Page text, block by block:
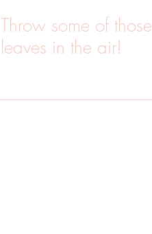
Throw some of those
leaves in the air!